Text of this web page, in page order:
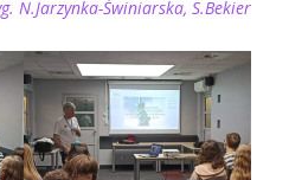
N.Jarzynka-Świniarska, S.Bekier